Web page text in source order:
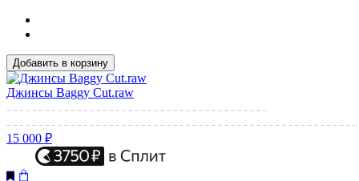
Добавить в корзину
Джинсы Baggy Cut.raw
15 000 ₽